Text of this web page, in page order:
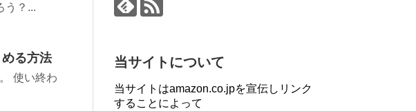
う？...
る方法
使い終わ
当サイトについて
当サイトはamazon.co.jpを宣伝しリンク
することによって